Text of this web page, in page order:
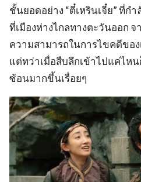
ชั้นยอดอย่าง “ตี๋เหรินเจี๋ย” ที่ก
ที่เมืองห่างไกลทางตะวันออก จ
ความสามารถในการไขคดีขอ
แต่ทว่าเมื่อสืบลึกเข้าไปแค่ไห
ซ้อนมากขึ้นเรื่อยๆ